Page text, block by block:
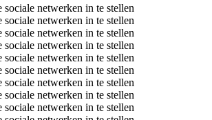
netwerken in te stellen
netwerken in te stellen
netwerken in te stellen
netwerken in te stellen
netwerken in te stellen
netwerken in te stellen
netwerken in te stellen
netwerken in te stellen
netwerken in te stellen